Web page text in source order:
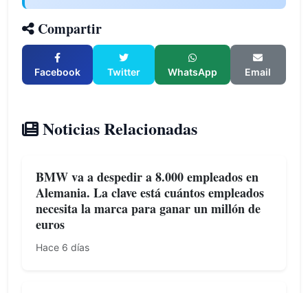
Compartir
Facebook Twitter WhatsApp Email
Noticias Relacionadas
BMW va a despedir a 8.000 empleados en
Alemania. La clave está cuántos empleados
necesita la marca para ganar un millón de
euros
Hace 6 días